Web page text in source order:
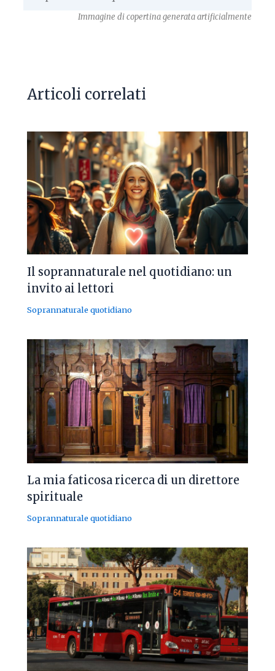
Immagine di copertina generata artificialmente
Articoli correlati
Il soprannaturale nel quotidiano: un
invito ai lettori
Soprannaturale quotidiano
La mia faticosa ricerca di un direttore
spirituale
Soprannaturale quotidiano